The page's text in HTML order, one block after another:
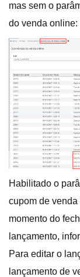
mas sem o
do venda online:
Habilitado o
cupom de
momento do
lançamento,
Para editar o
lançamento de